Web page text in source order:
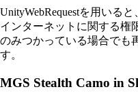
UnityWebRequestを用いる
インターネットに関する権
のみつかっている場合でも
す。
MGS Stealth Camo in